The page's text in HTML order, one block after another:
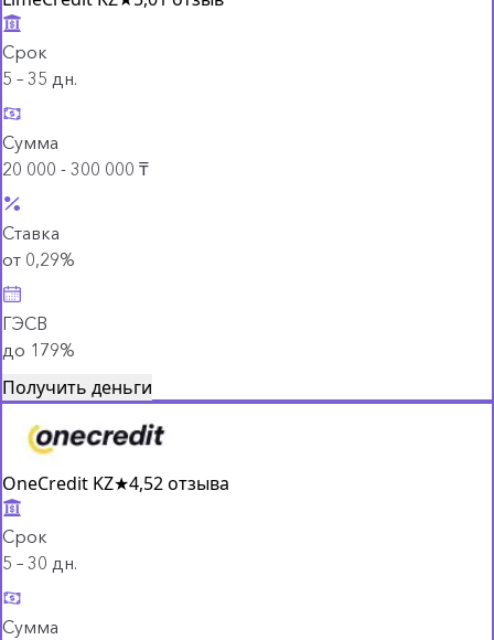
Срок
5 – 35 дн.
Сумма
20 000 - 300 000 ₸
Ставка
от 0,29%
ГЭСВ
до 179%
Получить деньги
OneCredit KZ★4,52 отзыва
Срок
5 – 30 дн.
Сумма